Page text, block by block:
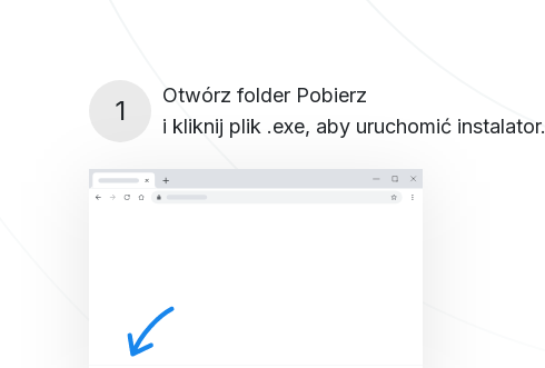
1
Otwórz folder Pobierz
i kliknij plik .exe, aby uruchomić instalator.